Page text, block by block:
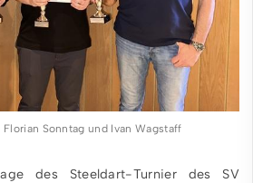
Sonntag und Ivan Wagstaff
des Steeldart-Turnier des SV